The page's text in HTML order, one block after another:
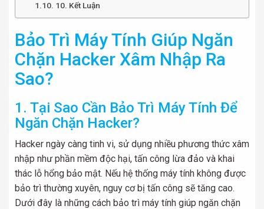
10. Kết Luận
Bảo Trì Máy Tính Giúp Ngăn
Chặn Hacker Xâm Nhập Ra
Sao?
1. Tại Sao Cần Bảo Trì Máy Tính Để
Ngăn Chặn Hacker?
Hacker ngày càng tinh vi, sử dụng nhiều phương thức xâm
nhập như phần mềm độc hại, tấn công lừa đảo và khai
thác lỗ hổng bảo mật. Nếu hệ thống máy tính không được
bảo trì thường xuyên, nguy cơ bị tấn công sẽ tăng cao.
Dưới đây là những cách bảo trì máy tính giúp ngăn chặn